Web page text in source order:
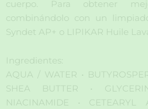
cuerpo. Para obtener
combinándolo con un
Syndet AP+ o LIPIKAR Huile
Ingredientes:
AQUA / WATER •
SHEA BUTTER •
NIACINAMIDE • CETEARYL